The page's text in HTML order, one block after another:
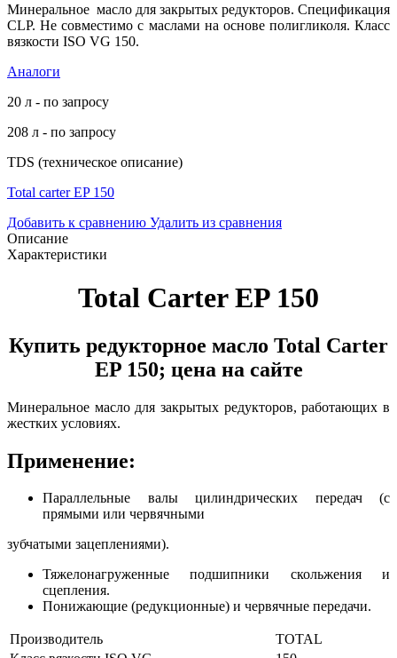
Минеральное масло для закрытых редукторов. Спецификация
CLP. Не совместимо с маслами на основе полигликоля. Класс
вязкости ISO VG 150.
Аналоги
20 л - по запросу
208 л - по запросу
TDS (техническое описание)
Total carter EP 150
Добавить к сравнению Удалить из сравнения
Описание
Характеристики
Total Carter EP 150
Купить редукторное масло Total Carter
EP 150; цена на сайте
Минеральное масло для закрытых редукторов, работающих в
жестких условиях.
Применение:
Параллельные валы цилиндрических передач (с
прямыми или червячными
зубчатыми зацеплениями).
Тяжелонагруженные подшипники скольжения и
сцепления.
Понижающие (редукционные) и червячные передачи.
Производитель
TOTAL